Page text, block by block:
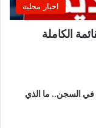
اخبار محلية
الكاملة
في السجن.. ما الذي